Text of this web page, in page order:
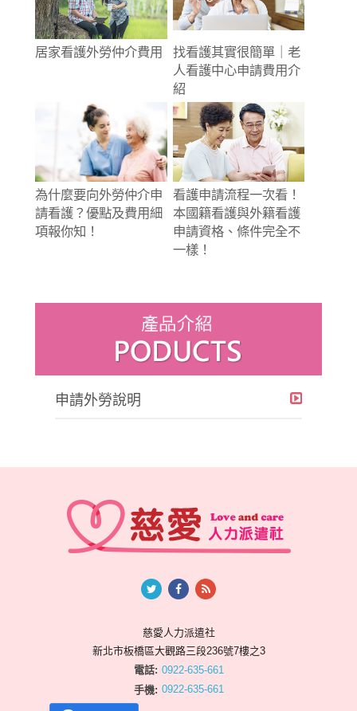
居家看護外勞仲介費用
找看護其實很簡單｜老
人看護中心申請費用介
紹
為什麼要向外勞仲介申
請看護？優點及費用細
項報你知！
看護申請流程一次看！
本國籍看護與外籍看護
申請資格、條件完全不
一樣！
申請外勞說明
慈愛人力派遣社
新北市板橋區大觀路三段236號7樓之3
電話: 0922-635-661
手機: 0922-635-661